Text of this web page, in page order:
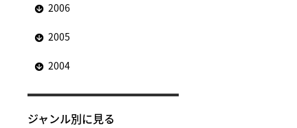
2006
2005
2004
ジャンル別に見る